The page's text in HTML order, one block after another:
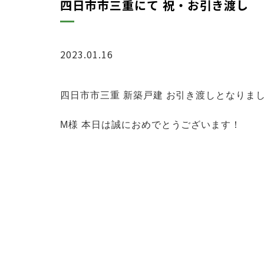
四日市市三重にて 祝・お引き渡し
2023.01.16
四日市市三重 新築戸建 お引き渡しとなりま
M様 本日は誠におめでとうございます！